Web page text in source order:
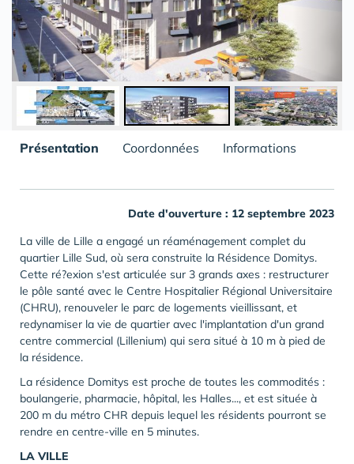
Présentation Coordonnées Informations
Date d'ouverture : 12 septembre 2023
La ville de Lille a engagé un réaménagement complet du
quartier Lille Sud, où sera construite la Résidence Domitys.
Cette ré?exion s'est articulée sur 3 grands axes : restructurer
le pôle santé avec le Centre Hospitalier Régional Universitaire
(CHRU), renouveler le parc de logements vieillissant, et
redynamiser la vie de quartier avec l'implantation d'un grand
centre commercial (Lillenium) qui sera situé à 10 m à pied de
la résidence.
La résidence Domitys est proche de toutes les commodités :
boulangerie, pharmacie, hôpital, les Halles..., et est située à
200 m du métro CHR depuis lequel les résidents pourront se
rendre en centre-ville en 5 minutes.
LA VILLE